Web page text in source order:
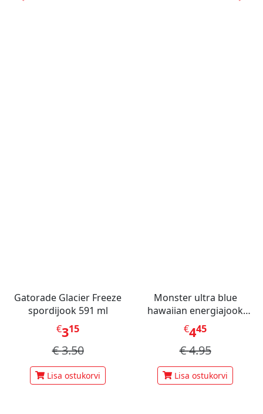
Gatorade Glacier Freeze
spordijook 591 ml
€315
€3.50
Lisa ostukorvi
Monster ultra blue
hawaiian energiajook
473ml
€445
€4.95
Lisa ostukorvi